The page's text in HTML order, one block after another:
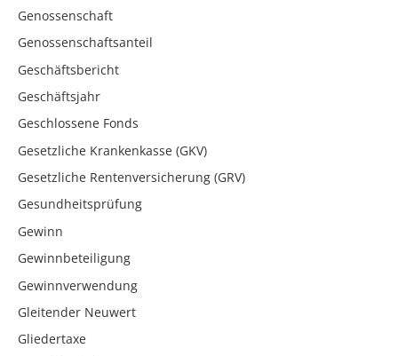
Genossenschaft
Genossenschaftsanteil
Geschäftsbericht
Geschäftsjahr
Geschlossene Fonds
Gesetzliche Krankenkasse (GKV)
Gesetzliche Rentenversicherung (GRV)
Gesundheitsprüfung
Gewinn
Gewinnbeteiligung
Gewinnverwendung
Gleitender Neuwert
Gliedertaxe